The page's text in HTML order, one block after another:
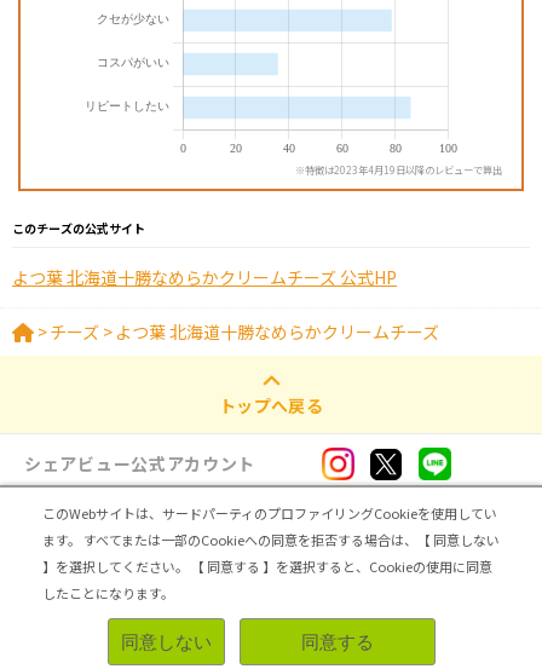
※特徴は2023年4月19日以降のレビューで算出
このチーズの公式サイト
よつ葉 北海道十勝なめらかクリームチーズ 公式HP
>チーズ > よつ葉 北海道十勝なめらかクリームチーズ
トップへ戻る
シェアビュー公式アカウント
ログイン・新規登録
トップ | シェアビューとは レビュアー向け シェアビューインタビュー | カテゴリ一覧
運営会社 | 個人情報の取扱いについて
Copyright (C) ASMARQ Co.,Ltd. All Rights Reserved.
無料登録＆レビューで100ポイント
このWebサイトは、サードパーティのプロファイリングCookieを使用してい
ます。
すべてまたは一部のCookieへの同意を拒否する場合は、【 同意しない
】を選択してください。
【 同意する 】を選択すると、Cookieの使用に同意
したことになります。
同意しない 同意する